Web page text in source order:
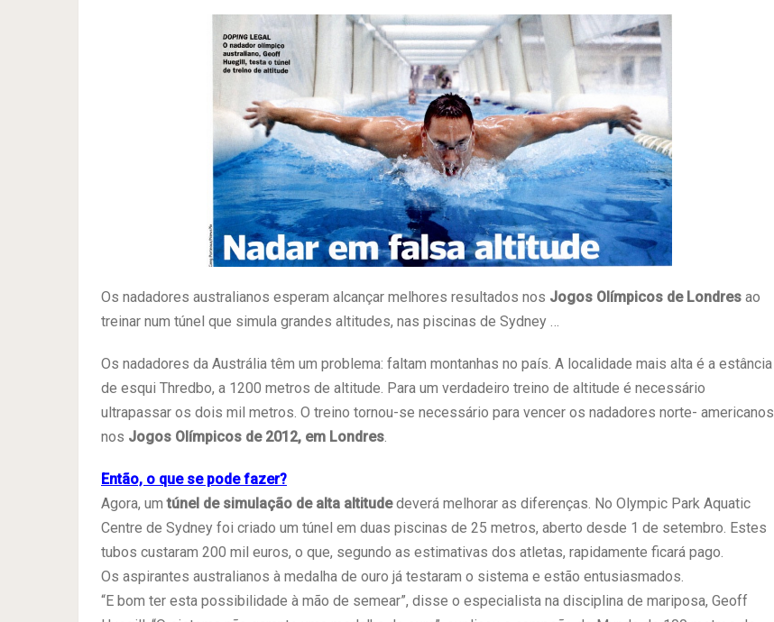
Os nadadores australianos esperam alcançar melhores resultados nos Jogos Olímpicos de Londres ao
treinar num túnel que simula grandes altitudes, nas piscinas de Sydney …
Os nadadores da Austrália têm um problema: faltam montanhas no país. A localidade mais alta é a estância
de esqui Thredbo, a 1200 metros de altitude. Para um verdadeiro treino de altitude é necessário
ultrapassar os dois mil metros. O treino tornou-se necessário para vencer os nadadores norte- americanos
nos Jogos Olímpicos de 2012, em Londres.
Então, o que se pode fazer?
Agora, umtúnel de simulação de alta altitudedeverá melhorar as diferenças. No Olympic Park Aquatic
Centre de Sydney foi criado um túnel em duas piscinas de 25 metros, aberto desde 1 de setembro. Estes
tubos custaram 200 mil euros, o que, segundo as estimativas dos atletas, rapidamente ficará pago.
Os aspirantes australianos à medalha de ouro já testaram o sistema e estão entusiasmados.
“E bom ter esta possibilidade à mão de semear”, disse o especialista na disciplina de mariposa, Geoff